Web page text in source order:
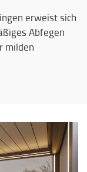
erweist sich
Abfegen
milden